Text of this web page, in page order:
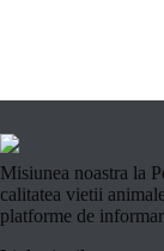
Misiunea noastra la
calitatea vietii
platforme de